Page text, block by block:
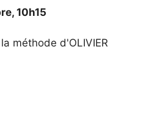
10h15
méthode d'OLIVIER